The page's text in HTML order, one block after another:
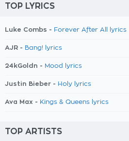
TOP LYRICS
Luke Combs - Forever After All lyrics
AJR - Bang! lyrics
24kGoldn - Mood lyrics
Justin Bieber - Holy lyrics
Ava Max - Kings & Queens lyrics
TOP ARTISTS